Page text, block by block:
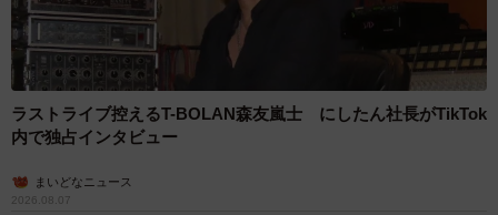
ラストライブ控えるT-BOLAN森友嵐士 にしたん社長がTikTok
内で独占インタビュー
まいどなニュース
2026.08.07